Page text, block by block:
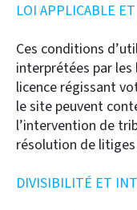
LOI APPLICABLE
Ces conditions
interprétées par
licence régissant
le site peuvent
l’intervention de
résolution de
DIVISIBILITÉ ET